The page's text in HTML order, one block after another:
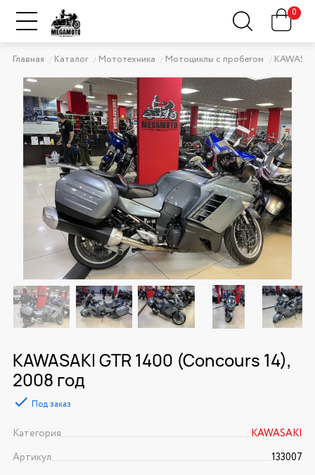
0
Главная Каталог Мототехника Мотоциклы с пробегом
KAWASAKI GTR 1400 (Concours 14),
2008 год
Под заказ
Категория
KAWASAKI
Артикул
133007